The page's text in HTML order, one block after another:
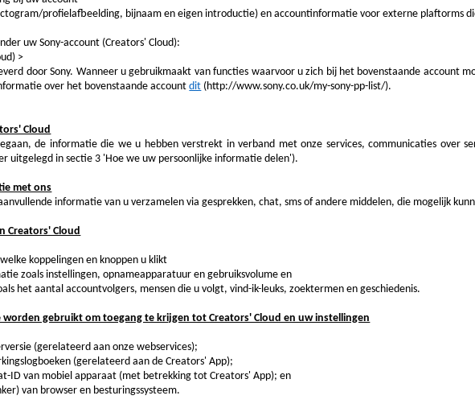
profielafbeelding, bijnaam en eigen introductie) en accountinformatie voor externe plaftorms
uw Sony-account (Creators' Cloud):
>
door Sony. Wanneer u gebruikmaakt van functies waarvoor u zich bij het bovenstaande account
over het bovenstaande accountdit (http://www.sony.co.uk/my-sony-pp-list/).
Cloud
de informatie die we u hebben verstrekt in verband met onze services, communicaties over
uitgelegd in sectie 3 'Hoe we uw persoonlijke informatie delen').
met ons
informatie van u verzamelen via gesprekken, chat, sms of andere middelen, die mogelijk
Creators' Cloud
koppelingen en knoppen u klikt
zoals instellingen, opnameapparatuur en gebruiksvolume en
het aantal accountvolgers, mensen die u volgt, vind-ik-leuks, zoektermen en geschiedenis.
gebruikt om toegang te krijgen tot Creators' Cloud en uw instellingen
(gerelateerd aan onze webservices);
(gerelateerd aan de Creators' App);
ID van mobiel apparaat (met betrekking tot Creators' App); en
van browser en besturingssysteem.